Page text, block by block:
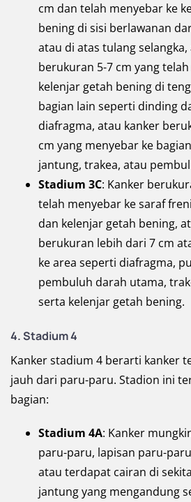
cm dan telah menyebar ke
bening di sisi berlawanan
atau di atas tulang
berukuran 5-7 cm yang
kelenjar getah bening di
bagian lain seperti dinding
diafragma, atau kanker
cm yang menyebar ke
jantung, trakea, atau
Stadium 3C: Kanker
telah menyebar ke saraf
dan kelenjar getah bening,
berukuran lebih dari 7 cm
ke area seperti diafragma,
pembuluh darah utama,
serta kelenjar getah bening.
4. Stadium 4
Kanker stadium 4 berarti kanker
jauh dari paru-paru. Stadion ini
bagian:
Stadium 4A: Kanker
paru-paru, lapisan paru-
atau terdapat cairan di
jantung yang mengandung